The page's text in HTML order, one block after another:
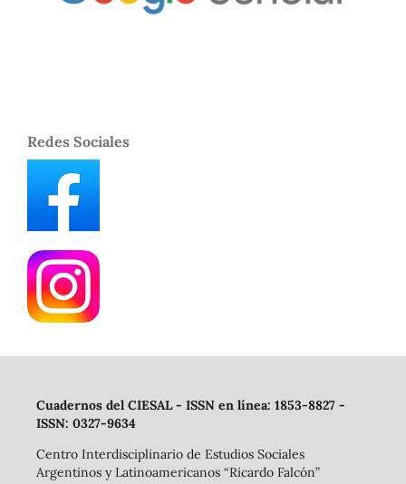
Redes Sociales
Cuadernos del CIESAL - ISSN en línea: 1853-8827 -
ISSN: 0327-9634
Centro Interdisciplinario de Estudios Sociales
Argentinos y Latinoamericanos “Ricardo Falcón”